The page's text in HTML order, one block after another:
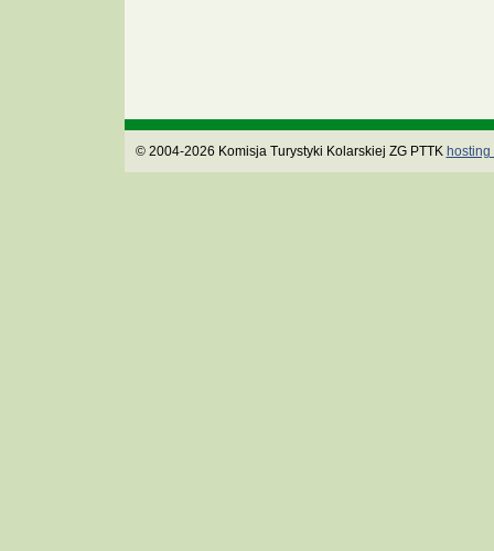
© 2004-2026 Komisja Turystyki Kolarskiej ZG PTTK hosting